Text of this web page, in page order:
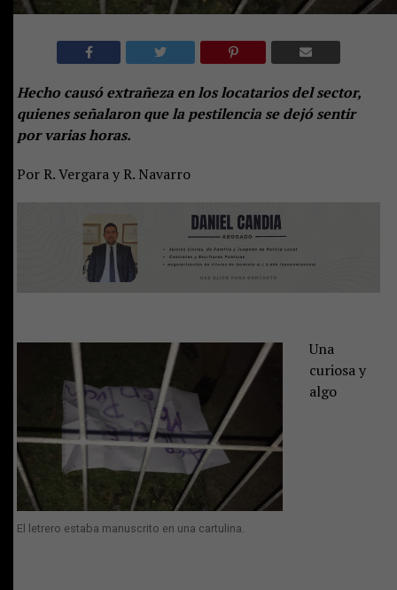
Hecho causó extrañeza en los locatarios del sector,
quienes señalaron que la pestilencia se dejó sentir
por varias horas.
Por R. Vergara y R. Navarro
El letrero estaba manuscrito en una cartulina.
Una
curiosa y
algo